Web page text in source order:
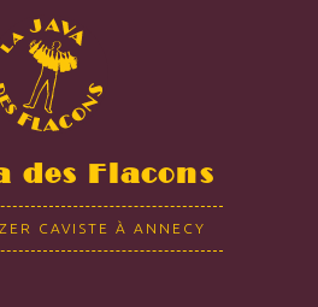
des Flacons
CAVISTE À ANNECY